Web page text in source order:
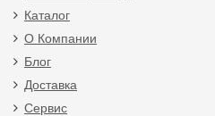
Каталог
О Компании
Блог
Доставка
Сервис